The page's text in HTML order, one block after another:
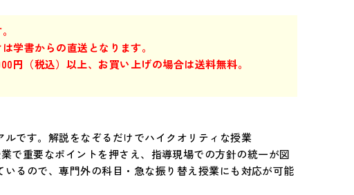
学書からの直送となります。
円（税込）以上、お買い上げの場合は送料無料。
です。解説をなぞるだけでハイクオリティな授業
で重要なポイントを押さえ、指導現場での方針の統一が図
るので、専門外の科目・急な振り替え授業にも対応が可能